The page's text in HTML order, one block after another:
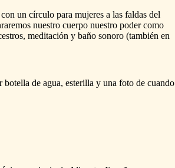
con un círculo para mujeres a las faldas del
nuestro cuerpo nuestro poder como
meditación y baño sonoro (también en
botella de agua, esterilla y una foto de cuando